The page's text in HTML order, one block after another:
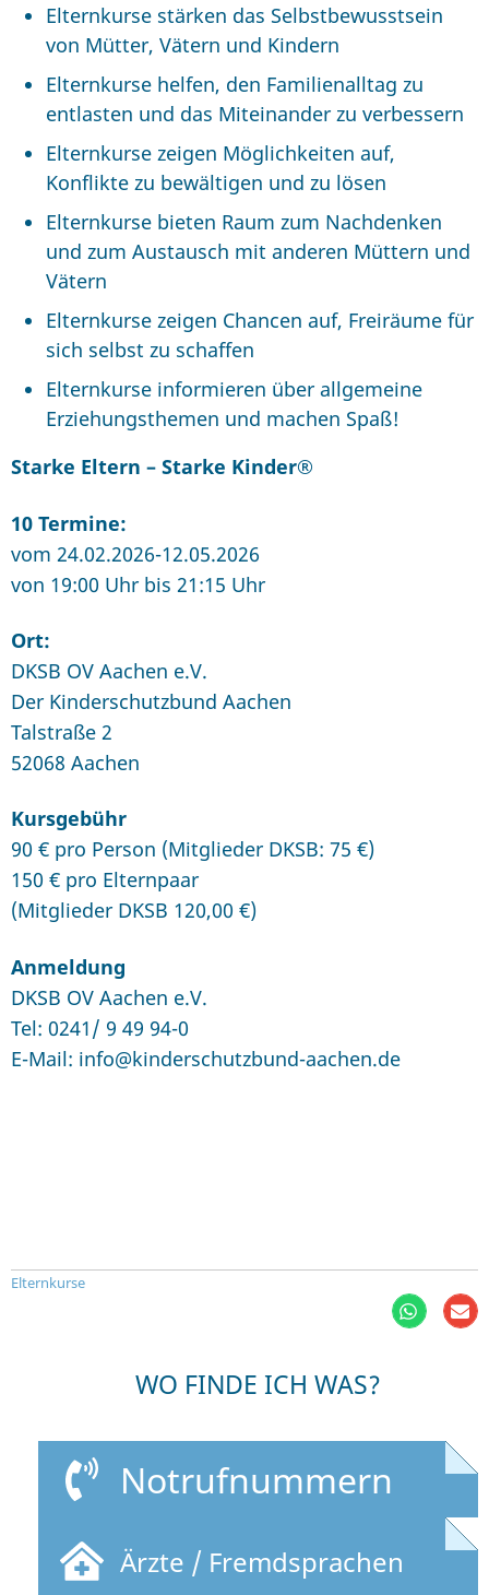
Elternkurse stärken das Selbstbewusstsein
von Mütter, Vätern und Kindern
Elternkurse helfen, den Familienalltag zu
entlasten und das Miteinander zu verbessern
Elternkurse zeigen Möglichkeiten auf,
Konflikte zu bewältigen und zu lösen
Elternkurse bieten Raum zum Nachdenken
und zum Austausch mit anderen Müttern und
Vätern
Elternkurse zeigen Chancen auf, Freiräume für
sich selbst zu schaffen
Elternkurse informieren über allgemeine
Erziehungsthemen und machen Spaß!
Starke Eltern – Starke Kinder®
10 Termine:
vom 24.02.2026-12.05.2026
von 19:00 Uhr bis 21:15 Uhr
Ort:
DKSB OV Aachen e.V.
Der Kinderschutzbund Aachen
Talstraße 2
52068 Aachen
Kursgebühr
90 € pro Person (Mitglieder DKSB: 75 €)
150 € pro Elternpaar
(Mitglieder DKSB 120,00 €)
Anmeldung
DKSB OV Aachen e.V.
Tel: 0241/ 9 49 94-0
E-Mail: info@kinderschutzbund-aachen.de
Elternkurse
WO FINDE ICH WAS?
Notrufnummern
Ärzte / Fremdsprachen